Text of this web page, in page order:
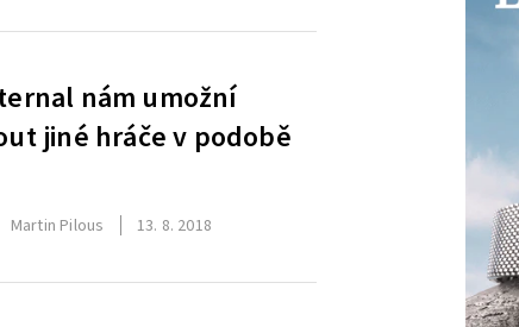
nám umožní
jiné hráče v podobě
Martin Pilous 13. 8. 2018